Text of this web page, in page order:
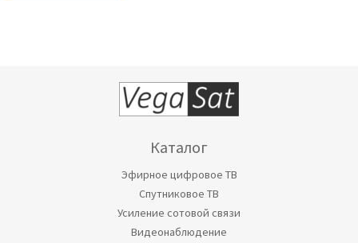
Каталог
Эфирное цифровое ТВ
Спутниковое ТВ
Усиление сотовой связи
Видеонаблюдение